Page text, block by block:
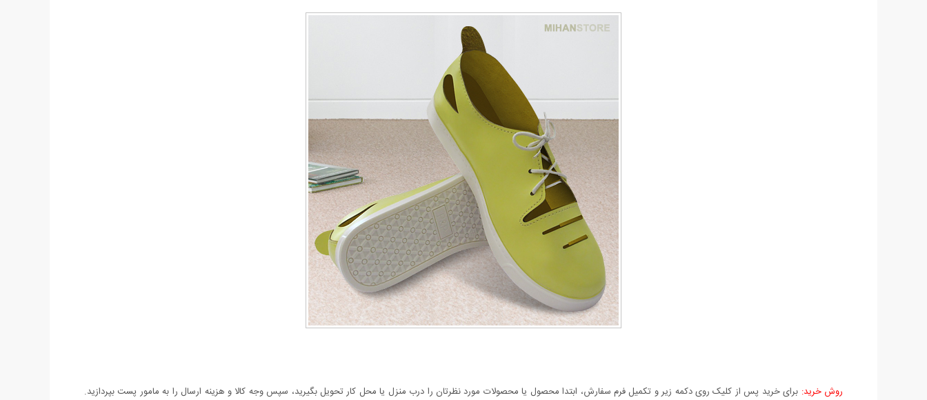
روش خرید: برای خرید پس از کلیک روی دکمه زیر و تکمیل فرم سفارش، ابتدا محصول یا محصولات مورد نظرتان را درب منزل یا محل کار تحویل بگیرید، سپس وجه کالا و هزینه ارسال را به مامور پست بپردازید.